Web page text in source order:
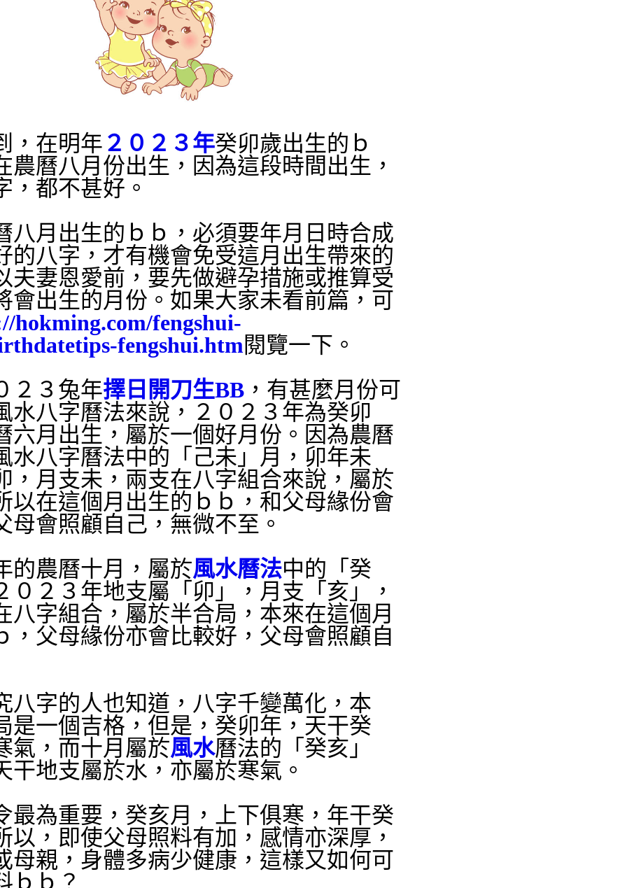
，在明年 ２０２３年癸卯歲出生的ｂ
農曆八月份出生，因為這段時間出生，
，都不甚好。
八月出生的ｂｂ，必須要年月日時合成
的八字，才有機會免受這月出生帶來的
夫妻恩愛前，要先做避孕措施或推算受
會出生的月份。如果大家未看前篇，可
hokming.com/fengshui-
fengshui.htm閱覽一下。
２３兔年擇日開刀生BB ，有甚麼月份可
水八字曆法來說，２０２３年為癸卯
六月出生，屬於一個好月份。因為農曆
水八字曆法中的「己未」月，卯年未
，月支未，兩支在八字組合來說，屬於
以在這個月出生的ｂｂ，和父母緣份會
母會照顧自己，無微不至。
的農曆十月，屬於風水曆法中的「癸
０２３年地支屬「卯」，月支「亥」，
八字組合，屬於半合局，本來在這個月
，父母緣份亦會比較好，父母會照顧自
八字的人也知道，八字千變萬化，本
是一個吉格，但是，癸卯年，天干癸
氣，而十月屬於風水曆法的「癸亥」
干地支屬於水，亦屬於寒氣。
最為重要，癸亥月，上下俱寒，年干癸
以，即使父母照料有加，感情亦深厚，
母親，身體多病少健康，這樣又如何可
ｂｂ？